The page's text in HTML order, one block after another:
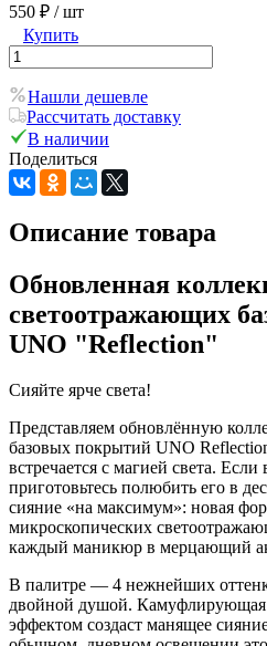
550 ₽ / шт
Купить
Нашли дешевле
Рассчитать доставку
В наличии
Поделиться
Описание товара
Обновленная
светоотражающих
UNO "Reflection"
Сияйте ярче света!
Представляем обновлённую
базовых покрытий UNO
встречается с магией света.
приготовьтесь полюбить его в
сияние «на максимум»: новая
микроскопических
каждый маникюр в мерцающий
В палитре — 4 нежнейших
двойной душой. Камуфлирующая
эффектом создаст манящее